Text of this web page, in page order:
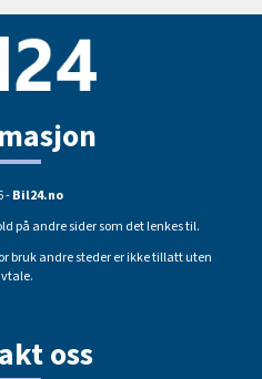
-Bil24.no
på andre sider som det lenkes til.
bruk andre steder er ikke tillatt uten
oss